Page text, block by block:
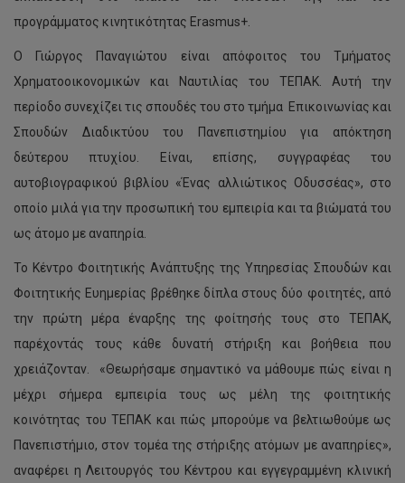
προγράμματος κινητικότητας Erasmus+.
Ο Γιώργος Παναγιώτου είναι απόφοιτος του Τμήματος
Χρηματοοικονομικών και Ναυτιλίας του ΤΕΠΑΚ. Αυτή την
περίοδο συνεχίζει τις σπουδές του στο τμήμα Επικοινωνίας και
Σπουδών Διαδικτύου του Πανεπιστημίου για απόκτηση
δεύτερου πτυχίου. Είναι, επίσης, συγγραφέας του
αυτοβιογραφικού βιβλίου «Ένας αλλιώτικος Οδυσσέας», στο
οποίο μιλά για την προσωπική του εμπειρία και τα βιώματά του
ως άτομο με αναπηρία.
Το Κέντρο Φοιτητικής Ανάπτυξης της Υπηρεσίας Σπουδών και
Φοιτητικής Ευημερίας βρέθηκε δίπλα στους δύο φοιτητές, από
την πρώτη μέρα έναρξης της φοίτησής τους στο ΤΕΠΑΚ,
παρέχοντάς τους κάθε δυνατή στήριξη και βοήθεια που
χρειάζονταν. «Θεωρήσαμε σημαντικό να μάθουμε πώς είναι η
μέχρι σήμερα εμπειρία τους ως μέλη της φοιτητικής
κοινότητας του ΤΕΠΑΚ και πώς μπορούμε να βελτιωθούμε ως
Πανεπιστήμιο, στον τομέα της στήριξης ατόμων με αναπηρίες»,
αναφέρει η Λειτουργός του Κέντρου και εγγεγραμμένη κλινική